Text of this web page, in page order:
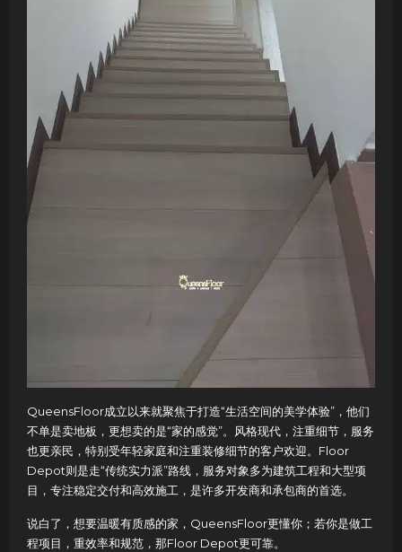
QueensFloor成立以来就聚焦于打造“生活空间的美学体验”，他们
不单是卖地板，更想卖的是“家的感觉”。风格现代，注重细节，服务
也更亲民，特别受年轻家庭和注重装修细节的客户欢迎。Floor
Depot则是走“传统实力派”路线，服务对象多为建筑工程和大型项
目，专注稳定交付和高效施工，是许多开发商和承包商的首选。
说白了，想要温暖有质感的家，QueensFloor更懂你；若你是做工
程项目，重效率和规范，那Floor Depot更可靠。